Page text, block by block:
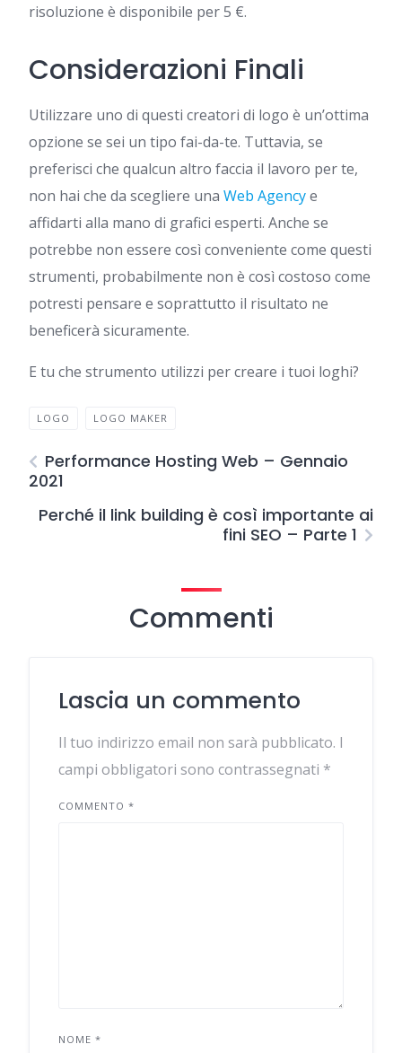
risoluzione è disponibile per 5 €.
Considerazioni Finali
Utilizzare uno di questi creatori di logo è un’ottima
opzione se sei un tipo fai-da-te. Tuttavia, se
preferisci che qualcun altro faccia il lavoro per te,
non hai che da scegliere una Web Agencye
affidarti alla mano di grafici esperti. Anche se
potrebbe non essere così conveniente come questi
strumenti, probabilmente non è così costoso come
potresti pensare e soprattutto il risultato ne
beneficerà sicuramente.
E tu che strumento utilizzi per creare i tuoi loghi?
LOGO LOGO MAKER
Performance Hosting Web – Gennaio
2021
Perché il link building è così importante ai
fini SEO – Parte 1
Commenti
Lascia un commento
Il tuo indirizzo email non sarà pubblicato. I
campi obbligatori sono contrassegnati *
COMMENTO *
NOME *